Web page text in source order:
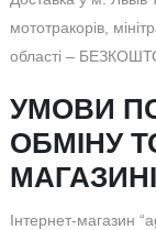
мототракорів,
області –
УМОВИ
ОБМІНУ
МАГАЗИНІ
Інтернет-магазин